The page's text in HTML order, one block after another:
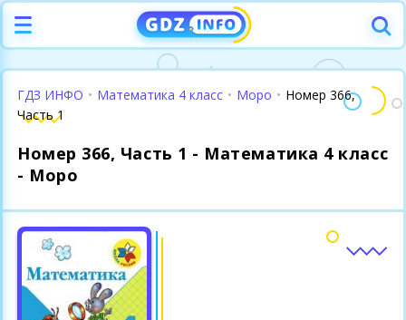
ГДЗ ИНФО • Математика 4 класс • Моро • Номер 366,
Часть 1
Номер 366, Часть 1 - Математика 4 класс
- Моро